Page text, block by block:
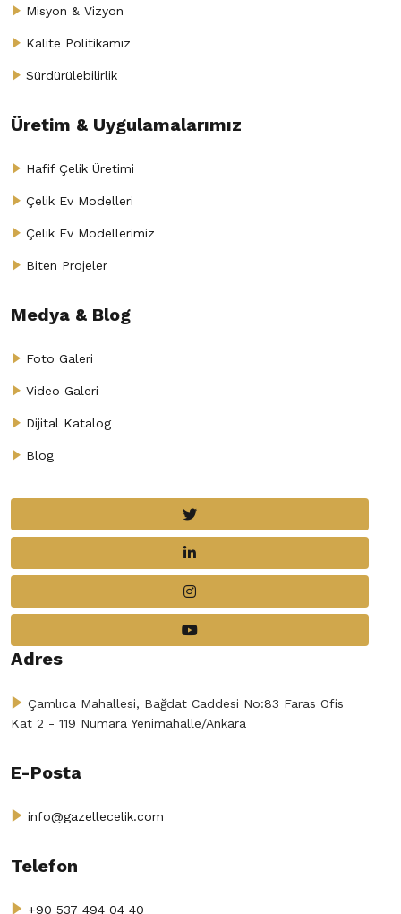
Misyon & Vizyon
Kalite Politikamız
Sürdürülebilirlik
Üretim & Uygulamalarımız
Hafif Çelik Üretimi
Çelik Ev Modelleri
Çelik Ev Modellerimiz
Biten Projeler
Medya & Blog
Foto Galeri
Video Galeri
Dijital Katalog
Blog
Adres
Çamlıca Mahallesi, Bağdat Caddesi No:83 Faras Ofis
Kat 2 - 119 Numara Yenimahalle/Ankara
E-Posta
info@gazellecelik.com
Telefon
+90 537 494 04 40